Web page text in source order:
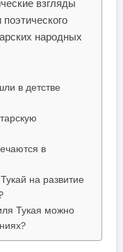
взгляды
народных
в детстве
в
на развитие
Тукая можно